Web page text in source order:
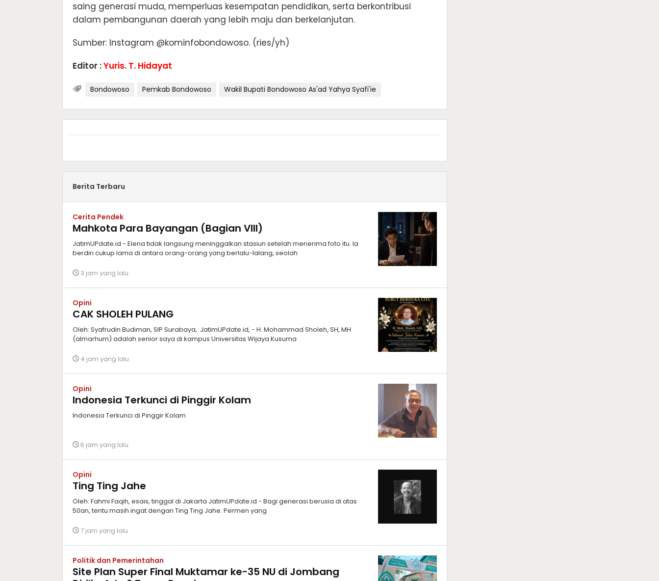
saing generasi muda, memperluas kesempatan pendidikan, serta berkontribusi
dalam pembangunan daerah yang lebih maju dan berkelanjutan.
Sumber: Instagram @kominfobondowoso. (ries/yh)
Editor :Yuris. T. Hidayat
Bondowoso Pemkab Bondowoso Wakil Bupati Bondowoso As'ad Yahya Syafi'ie
Berita Terbaru
Cerita Pendek
Mahkota Para Bayangan (Bagian VIII)
JatimUPdate.id - Elena tidak langsung meninggalkan stasiun setelah menerima foto itu. Ia
berdiri cukup lama di antara orang-orang yang berlalu-lalang, seolah
3 jam yang lalu
Opini
CAK SHOLEH PULANG
Oleh: Syafrudin Budiman, SIP Surabaya, JatimUPdate.id, - H. Mohammad Sholeh, SH, MH
(almarhum) adalah senior saya di kampus Universitas Wijaya Kusuma
4 jam yang lalu
Opini
Indonesia Terkunci di Pinggir Kolam
Indonesia Terkunci di Pinggir Kolam
6 jam yang lalu
Opini
Ting Ting Jahe
Oleh: Fahmi Faqih, esais, tinggal di Jakarta JatimUPdate.id - Bagi generasi berusia di atas
50an, tentu masih ingat dengan Ting Ting Jahe. Permen yang
7 jam yang lalu
Politik dan Pemerintahan
Site Plan Super Final Muktamar ke-35 NU di Jombang